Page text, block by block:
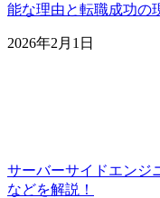
能な理由と転職成功の
2026年2月1日
サーバーサイドエンジ
などを解説！